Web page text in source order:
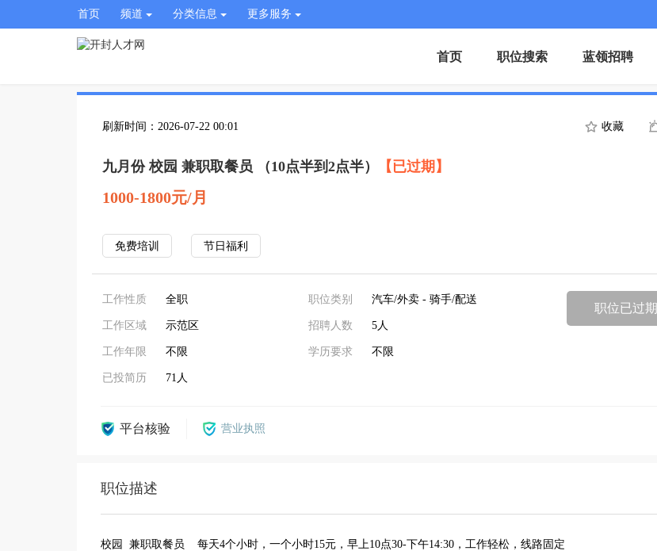
首页 频道 分类信息 更多服务
首页 职位搜索 蓝领招聘
刷新时间：2026-07-22 00:01 收藏
九月份 校园 兼职取餐员 （10点半到2点半） 【已过期】
1000-1800元/月
免费培训 节日福利
工作性质 全职
工作区域 示范区
工作年限 不限
已投简历 71人
职位类别 汽车/外卖 - 骑手/配送
招聘人数 5人
学历要求 不限
职位已过期
平台核验 营业执照
职位描述
校园 兼职取餐员 每天4个小时，一个小时15元，早上10点30-下午14:30，工作轻松，线路固定